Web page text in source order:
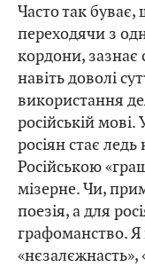
Часто так
переходячи з
кордони, зазнає
навіть доволі
використання
російській мові.
росіян стає
Російською
мізерне. Чи,
поезія, а для
графоманство. Я